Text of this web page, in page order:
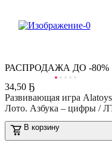
РАСПРОДАЖА ДО -80%
34,50 Ҕ
Развивающая игра Alatoys
Лото. Азбука – цифры /
В корзину